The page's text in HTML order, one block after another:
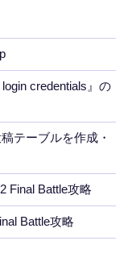
credentials』の
テーブルを作成・
Final Battle攻略
Battle攻略